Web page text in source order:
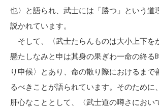
也〉と語られ、武士には「勝つ」という道
説かれています。
そして、〈武士たらんものは大小上下を
懸たしなみと申は其身の果ぎわ一命の終る
り申候〉とあり、命の散り際におけるまで
るべきことが語られています。そのために
肝心なこととして、〈武士道の噂さにおい